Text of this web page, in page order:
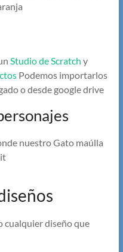
Studio de Scratch y
Podemos importarlos
o desde google drive
nuestro Gato maúlla
cualquier diseño que